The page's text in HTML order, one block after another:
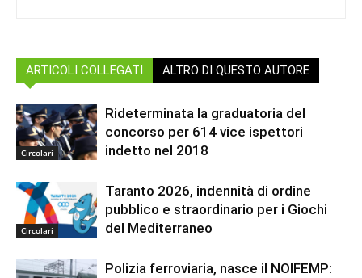
ARTICOLI COLLEGATI ALTRO DI QUESTO AUTORE
Circolari
Rideterminata la graduatoria del
concorso per 614 vice ispettori
indetto nel 2018
Circolari
Taranto 2026, indennità di ordine
pubblico e straordinario per i Giochi
del Mediterraneo
Polizia ferroviaria, nasce il NOIFEMP: